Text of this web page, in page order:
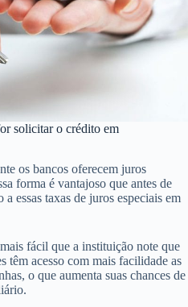
solicitar o crédito em
os bancos oferecem juros
forma é vantajoso que antes de
essas taxas de juros especiais em
fácil que a instituição note que
têm acesso com mais facilidade as
o que aumenta suas chances de